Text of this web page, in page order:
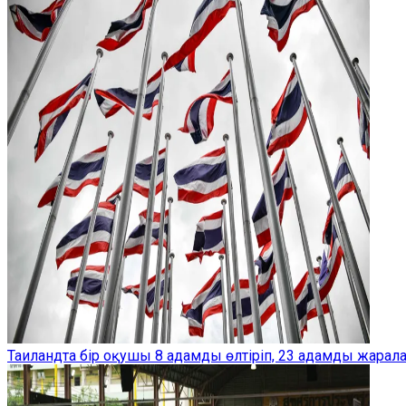
Таиландта бір оқушы 8 адамды өлтіріп, 23 адамды